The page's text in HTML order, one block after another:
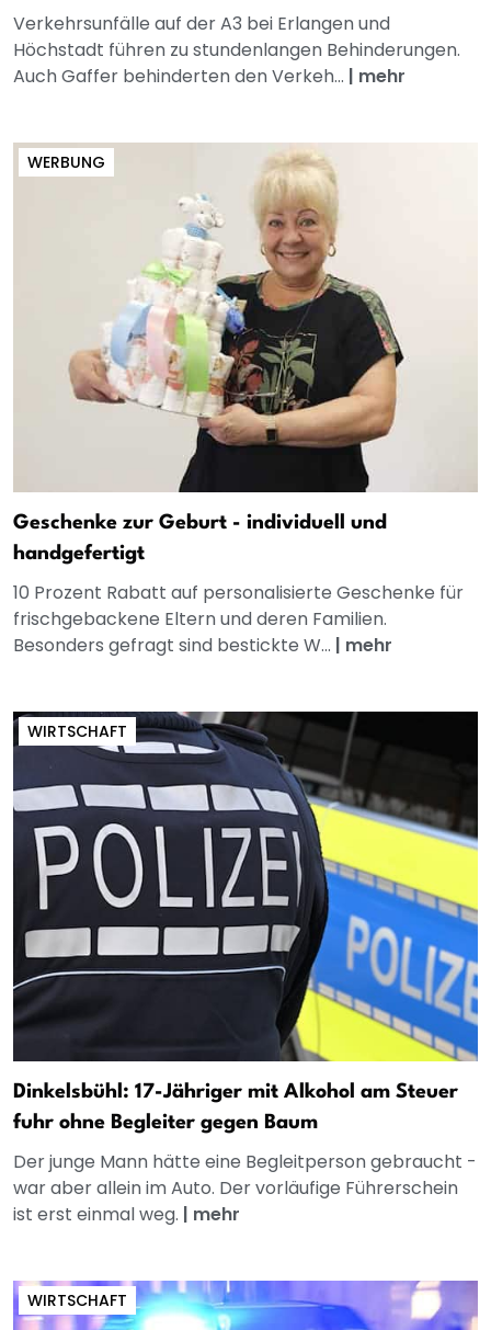
Verkehrsunfälle auf der A3 bei Erlangen und
Höchstadt führen zu stundenlangen Behinderungen.
Auch Gaffer behinderten den Verkeh... | mehr
WERBUNG
Geschenke zur Geburt - individuell und
handgefertigt
10 Prozent Rabatt auf personalisierte Geschenke für
frischgebackene Eltern und deren Familien.
Besonders gefragt sind bestickte W... | mehr
WIRTSCHAFT
Dinkelsbühl: 17-Jähriger mit Alkohol am Steuer
fuhr ohne Begleiter gegen Baum
Der junge Mann hätte eine Begleitperson gebraucht -
war aber allein im Auto. Der vorläufige Führerschein
ist erst einmal weg. | mehr
WIRTSCHAFT